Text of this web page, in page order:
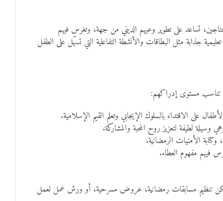
تساعد على تطوير وعيهم الديني من جهة، وتغرس فيهم
جذابة مثل البطاقات والأنشطة التفاعلية التي تسهّل على الطفل
تناسب مستوى إدراكهم:
على الاقتداء بالسلوك الإيجابي وتعلم القيم الإسلامية.
وسيلة لطيفة لتعزيز روح المحبة والمشاركة.
الأمنيات الرمضانية.
فيهم مفهوم العطاء.
يمكن تنظيم مسابقات رمضانية، عروض مسرحية، أو ورش عمل لعمل